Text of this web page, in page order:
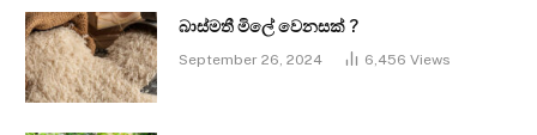
බාස්මතී මිලේ වෙනසක් ?
September 26, 2024 6,456 Views